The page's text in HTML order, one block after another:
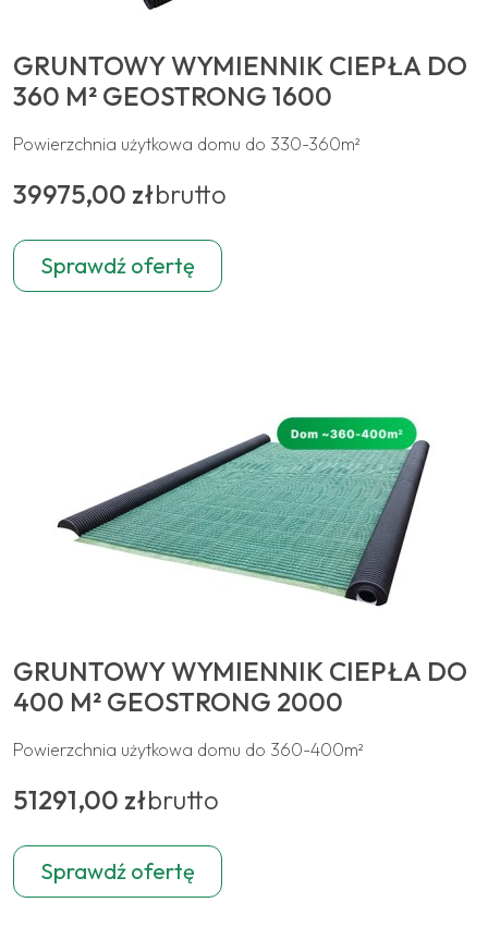
GRUNTOWY WYMIENNIK CIEPŁA DO
360 M² GEOSTRONG 1600
Powierzchnia użytkowa domu do 330-360m²
39975,00 złbrutto
Sprawdź ofertę
GRUNTOWY WYMIENNIK CIEPŁA DO
400 M² GEOSTRONG 2000
Powierzchnia użytkowa domu do 360-400m²
51291,00 złbrutto
Sprawdź ofertę